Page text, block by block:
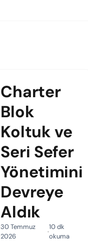
Charter
Blok
Koltuk ve
Seri Sefer
Yönetimini
Devreye
Aldık
30 Temmuz
2026
10 dk
okuma